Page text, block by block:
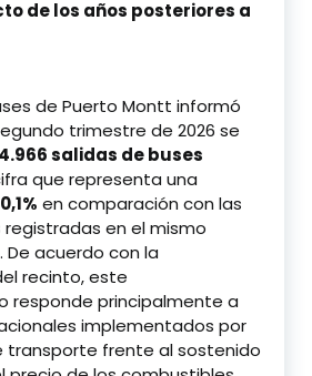
de los años posteriores a
de Puerto Montt informó
trimestre de 2026 se
salidas de buses
que representa una
en comparación con las
registradas en el mismo
De acuerdo con la
recinto, este
responde principalmente a
implementados por
transporte frente al sostenido